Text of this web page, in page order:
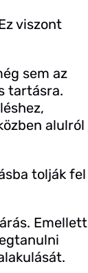
viszont
sem az
tartásra.
alulról
tolják fel
Emellett